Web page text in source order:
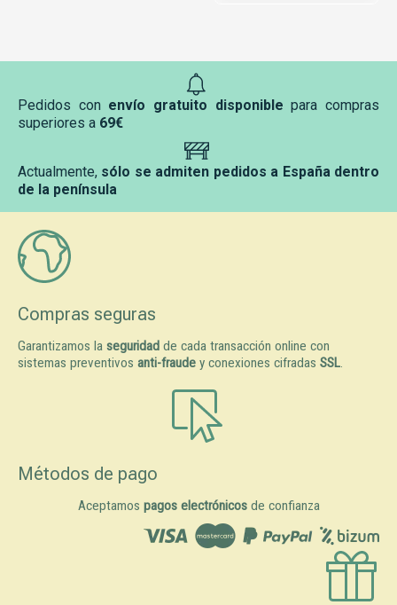
Pedidos con envío gratuito disponible para compras
superiores a 69€
Actualmente, sólo se admiten pedidos a España dentro
de la península
Compras seguras
Garantizamos la seguridad de cada transacción online con
sistemas preventivos anti-fraude y conexiones cifradas SSL.
Métodos de pago
Aceptamos pagos electrónicosde confianza